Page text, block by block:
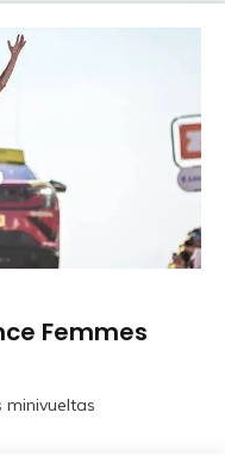
Femmes
minivueltas